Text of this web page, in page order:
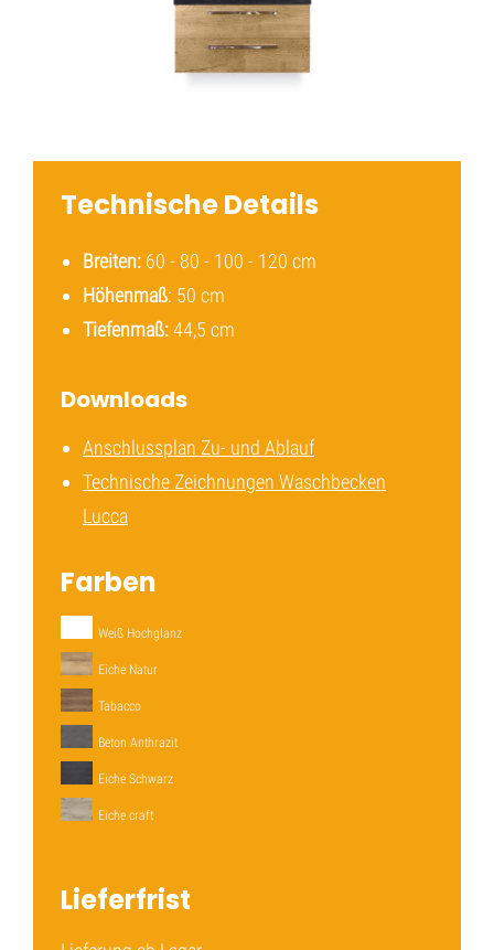
Technische Details
Breiten: 60 - 80 - 100 - 120 cm
Höhenmaß: 50 cm
Tiefenmaß:44,5 cm
Downloads
Anschlussplan Zu- und Ablauf
Technische Zeichnungen Waschbecken
Lucca
Farben
Weiß Hochglanz
Eiche Natur
Tabacco
Beton Anthrazit
Eiche Schwarz
Eiche craft
Lieferfrist